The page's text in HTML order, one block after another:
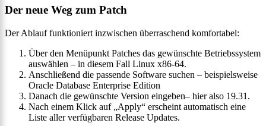
Der neue Weg zum Patch
Der Ablauf funktioniert inzwischen überraschend komfortabel:
Über den Menüpunkt Patches das gewünschte Betriebssystem
auswählen – in diesem Fall Linux x86-64.
Anschließend die passende Software suchen – beispielsweise
Oracle Database Enterprise Edition
Danach die gewünschte Version eingeben– hier also 19.31.
Nach einem Klick auf „Apply“ erscheint automatisch eine
Liste aller verfügbaren Release Updates.